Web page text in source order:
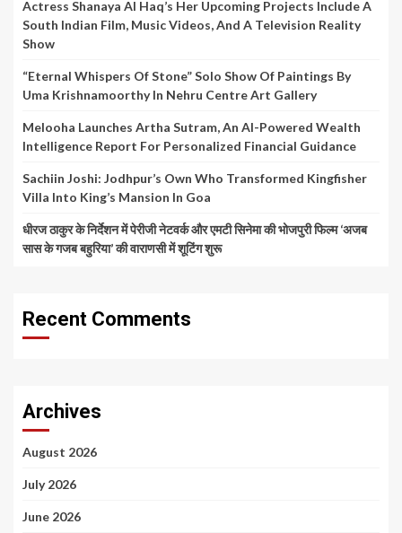
Actress Shanaya Al Haq’s Her Upcoming Projects Include A
South Indian Film, Music Videos, And A Television Reality
Show
“Eternal Whispers Of Stone” Solo Show Of Paintings By
Uma Krishnamoorthy In Nehru Centre Art Gallery
Melooha Launches Artha Sutram, An AI-Powered Wealth
Intelligence Report For Personalized Financial Guidance
Sachiin Joshi: Jodhpur’s Own Who Transformed Kingfisher
Villa Into King’s Mansion In Goa
धीरज ठाकुर के निर्देशन में पेरीजी नेटवर्क और एमटी सिनेमा की भोजपुरी फिल्म ‘अजब
सास के गजब बहुरिया’ की वाराणसी में शूटिंग शुरू
Recent Comments
Archives
August 2026
July 2026
June 2026